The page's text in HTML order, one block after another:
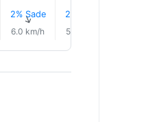
2% Sade
↑
6.0 km/h
2% Sade
5.0 km/h